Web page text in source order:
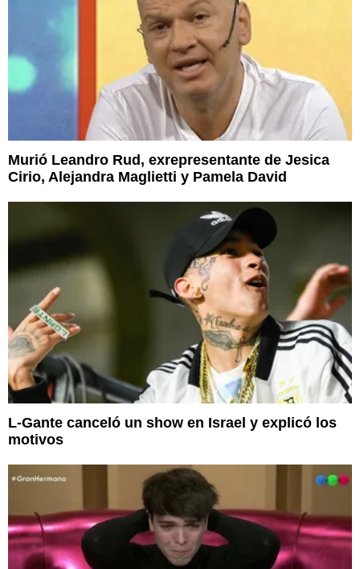
Murió Leandro Rud, exrepresentante de Jesica
Cirio, Alejandra Maglietti y Pamela David
L-Gante canceló un show en Israel y explicó los
motivos